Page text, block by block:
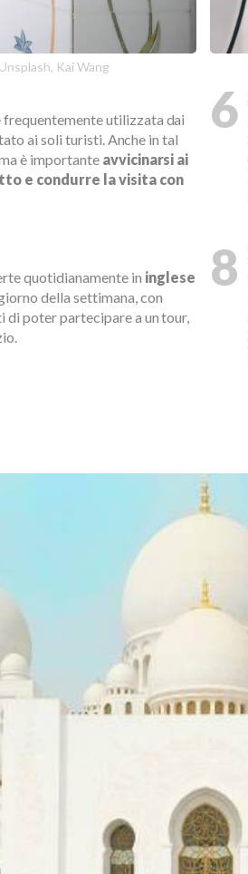
Kai Wang
frequentemente utilizzata dai
ai soli turisti. Anche in tal
è importante avvicinarsi ai
e condurre la visita con
6
quotidianamente in inglese
della settimana, con
poter partecipare a un tour,
8